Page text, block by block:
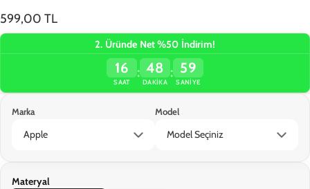
599,00 TL
2. Üründe Net %50 İndirim!
16
SAAT
: 48
DAKIKA
: 59
SANIYE
Marka Model
Materyal